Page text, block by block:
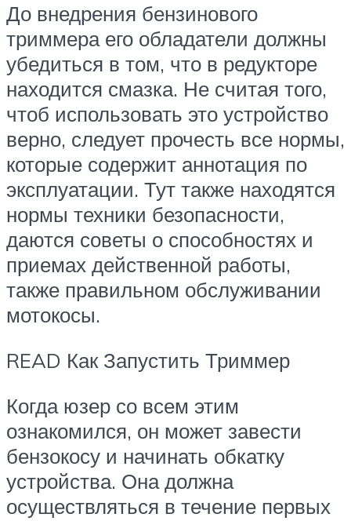
До внедрения бензинового
триммера его обладатели должны
убедиться в том, что в редукторе
находится смазка. Не считая того,
чтоб использовать это устройство
верно, следует прочесть все нормы,
которые содержит аннотация по
эксплуатации. Тут также находятся
нормы техники безопасности,
даются советы о способностях и
приемах действенной работы,
также правильном обслуживании
мотокосы.
READ Как Запустить Триммер
Когда юзер со всем этим
ознакомился, он может завести
бензокосу и начинать обкатку
устройства. Она должна
осуществляться в течение первых